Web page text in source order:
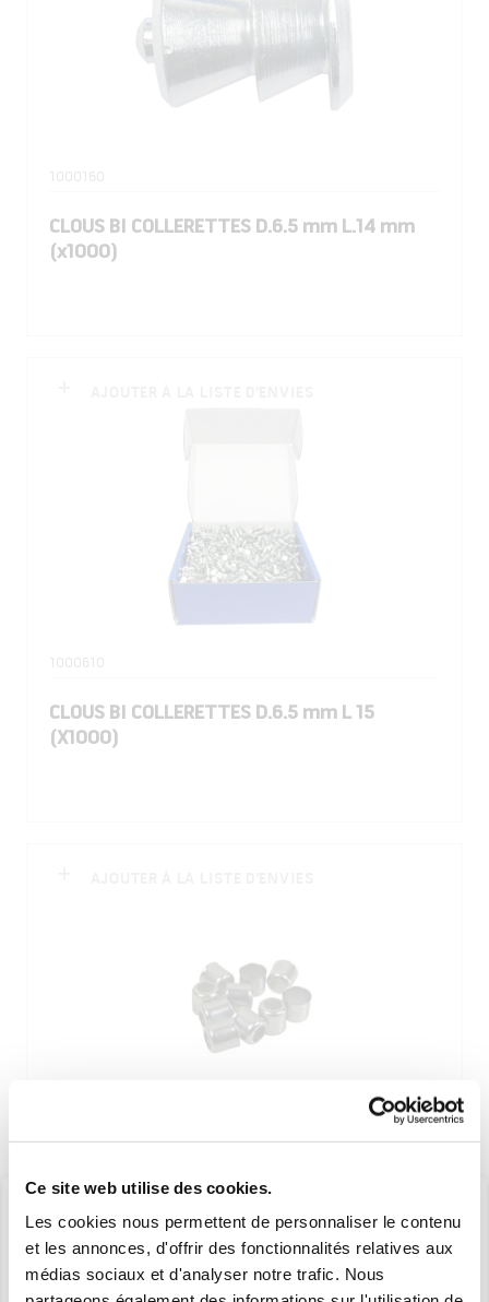
Ce site web utilise des cookies.
Les cookies nous permettent de personnaliser le contenu
et les annonces, d'offrir des fonctionnalités relatives aux
médias sociaux et d'analyser notre trafic. Nous
1000160
CLOUS BI COLLERETTES D.6.5 mm L.14 mm
(x1000)
1000610
CLOUS BI COLLERETTES D.6.5 mm L 15
(X1000)
10)